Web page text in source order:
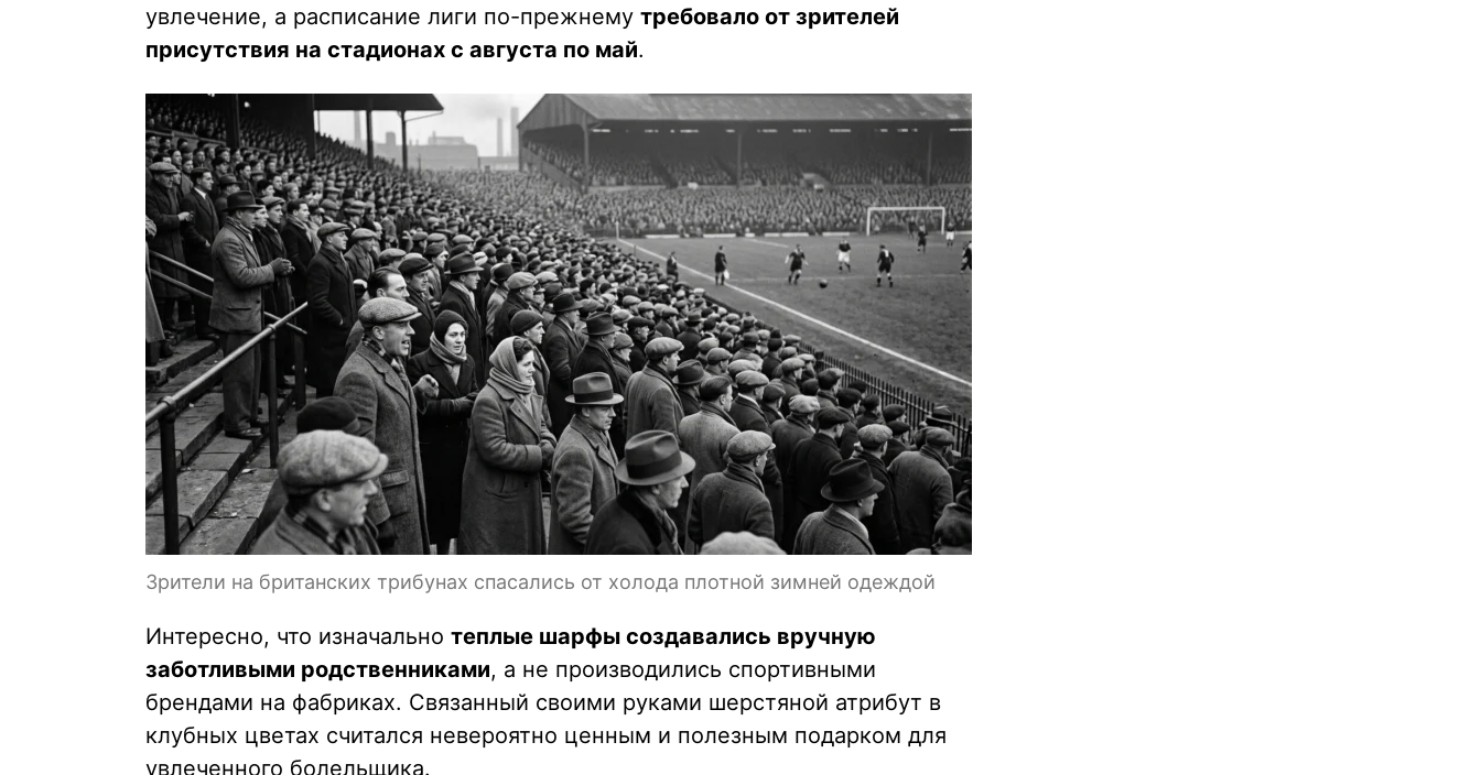
увлечение, а расписание лиги по-прежнему требовало от зрителей
присутствия на стадионах с августа по май.
Зрители на британских трибунах спасались от холода плотной зимней одеждой
Интересно, что изначально теплые шарфы создавались вручную
заботливыми родственниками, а не производились спортивными
брендами на фабриках. Связанный своими руками шерстяной атрибут в
клубных цветах считался невероятно ценным и полезным подарком для
увлеченного болельщика.